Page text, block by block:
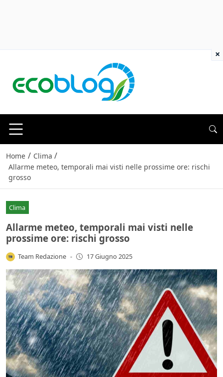
Home / Clima /
Allarme meteo, temporali mai visti nelle prossime ore: rischi
grosso
Clima
Allarme meteo, temporali mai visti nelle
prossime ore: rischi grosso
Team Redazione - 17 Giugno 2025
×